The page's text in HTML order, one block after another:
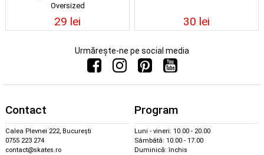
Oversized
29 lei 30 lei
Urmărește-ne pe social media
Contact
Calea Plevnei 222, București
0755 223 274
contact@skates.ro
Program
Luni - vineri: 10.00 - 20.00
Sâmbătă: 10.00 - 17.00
Duminică: închis